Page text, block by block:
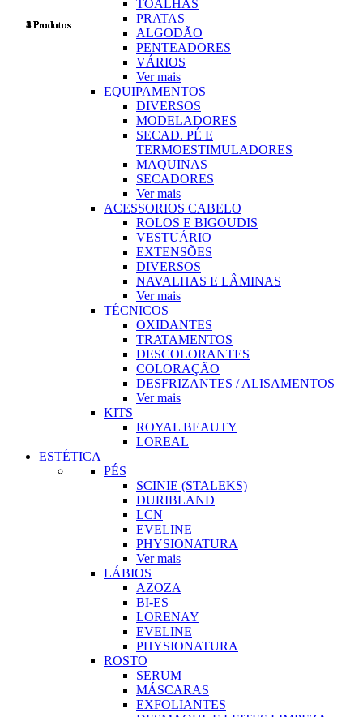
TOALHAS
PRATAS
ALGODÃO
PENTEADORES
VÁRIOS
Ver mais
EQUIPAMENTOS
DIVERSOS
MODELADORES
SECAD. PÉ E
TERMOESTIMULADORES
MAQUINAS
SECADORES
Ver mais
ACESSORIOS CABELO
ROLOS E BIGOUDIS
VESTUÁRIO
EXTENSÕES
DIVERSOS
NAVALHAS E LÂMINAS
Ver mais
TÉCNICOS
OXIDANTES
TRATAMENTOS
DESCOLORANTES
COLORAÇÃO
DESFRIZANTES / ALISAMENTOS
Ver mais
KITS
ROYAL BEAUTY
LOREAL
ESTÉTICA
PÉS
SCINIE (STALEKS)
DURIBLAND
LCN
EVELINE
PHYSIONATURA
Ver mais
LÁBIOS
AZOZA
BI-ES
LORENAY
EVELINE
PHYSIONATURA
ROSTO
SERUM
MÁSCARAS
EXFOLIANTES
4 Produtos
3 Produtos
2 Produtos
5 Produtos
1 Produtos